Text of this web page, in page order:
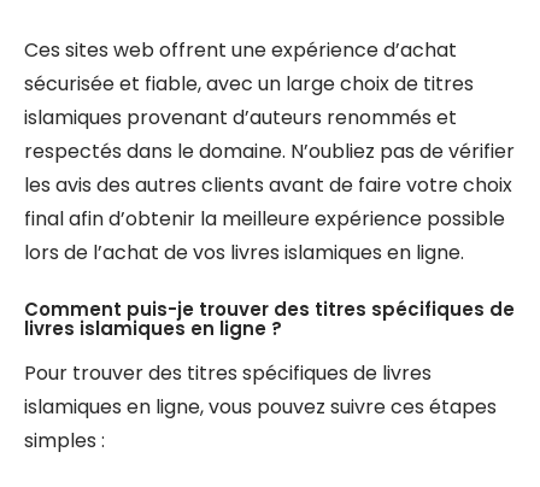
Ces sites web offrent une expérience d’achat
sécurisée et fiable, avec un large choix de titres
islamiques provenant d’auteurs renommés et
respectés dans le domaine. N’oubliez pas de vérifier
les avis des autres clients avant de faire votre choix
final afin d’obtenir la meilleure expérience possible
lors de l’achat de vos livres islamiques en ligne.
Comment puis-je trouver des titres spécifiques de
livres islamiques en ligne ?
Pour trouver des titres spécifiques de livres
islamiques en ligne, vous pouvez suivre ces étapes
simples :